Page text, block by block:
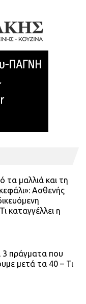
τα μαλλιά και τη
Ασθενής
καταγγέλλει η
πράγματα που
μετά τα 40 – Τι